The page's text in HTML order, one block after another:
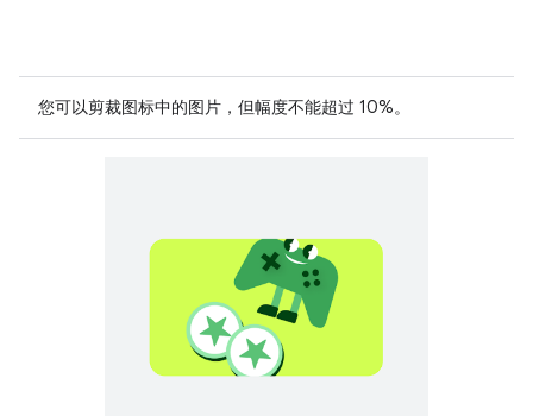
您可以剪裁图标中的图片，但幅度不能超过 10%。